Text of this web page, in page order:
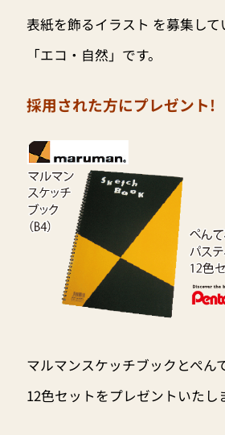
表紙を飾るイラスト を募集して
「エコ・自然」です。
採用された方にプレゼント!
マルマンスケッチブックとぺん
12色セットをプレゼントいたし